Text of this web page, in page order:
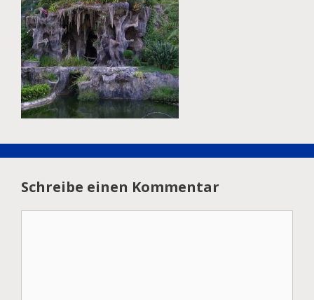
Schreibe einen Kommentar